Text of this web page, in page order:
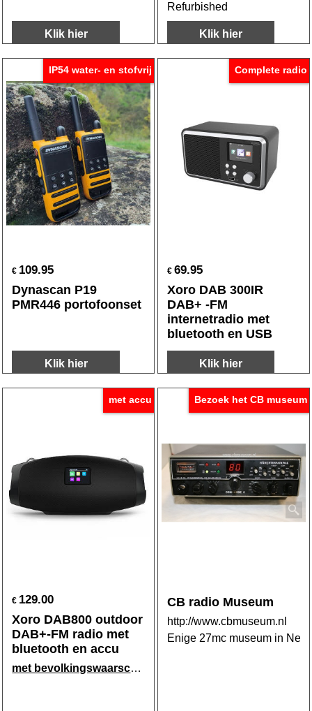
Klik hier
Refurbished
Klik hier
IP54 water- en stofvrij
€ 109.95
Dynascan P19
PMR446 portofoonset
Klik hier
Complete radio
€ 69.95
Xoro DAB 300IR
DAB+ -FM
internetradio met
bluetooth en USB
Klik hier
met accu
€ 129.00
Xoro DAB800 outdoor
DAB+-FM radio met
bluetooth en accu
met bevolkingswaarschuwing
Bezoek het CB museum
CB radio Museum
http://www.cbmuseum.nl
Enige 27mc museum in